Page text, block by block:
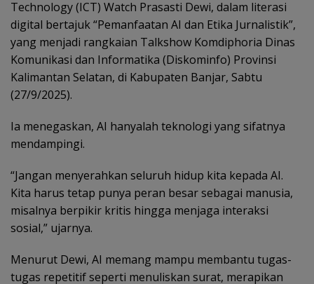
Technology (ICT) Watch Prasasti Dewi, dalam literasi
digital bertajuk “Pemanfaatan AI dan Etika Jurnalistik”,
yang menjadi rangkaian Talkshow Komdiphoria Dinas
Komunikasi dan Informatika (Diskominfo) Provinsi
Kalimantan Selatan, di Kabupaten Banjar, Sabtu
(27/9/2025).
Ia menegaskan, AI hanyalah teknologi yang sifatnya
mendampingi.
“Jangan menyerahkan seluruh hidup kita kepada AI.
Kita harus tetap punya peran besar sebagai manusia,
misalnya berpikir kritis hingga menjaga interaksi
sosial,” ujarnya.
Menurut Dewi, AI memang mampu membantu tugas-
tugas repetitif seperti menuliskan surat, merapikan